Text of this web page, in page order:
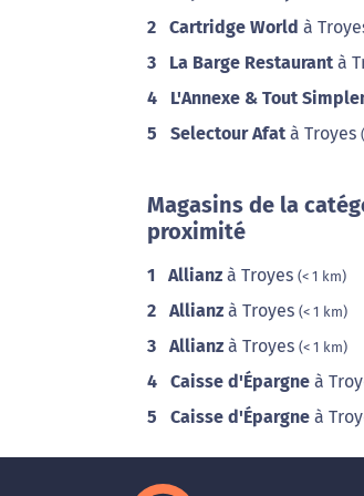
2 Cartridge World à
3 La Barge Restaurant à
4 L'Annexe & Tout
5 Selectour Afat à Troyes
Magasins de la
proximité
1 Allianz à Troyes (< 1 km)
2 Allianz à Troyes (< 1 km)
3 Allianz à Troyes (< 1 km)
4 Caisse d'Épargne à
5 Caisse d'Épargne à